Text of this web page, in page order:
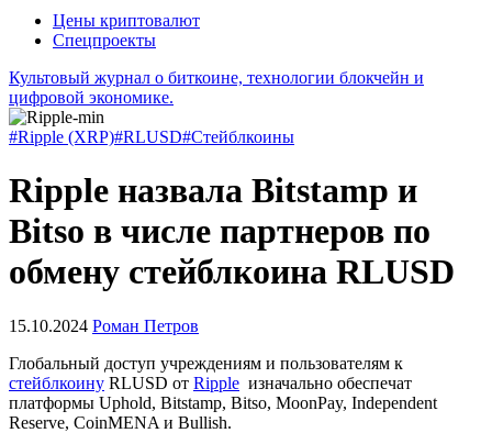
Цены криптовалют
Спецпроекты
Культовый журнал о биткоине, технологии блокчейн и
цифровой экономике.
#Ripple (XRP)#RLUSD#Стейблкоины
Ripple назвала Bitstamp и
Bitso в числе партнеров по
обмену стейблкоина RLUSD
15.10.2024 Роман Петров
Глобальный доступ учреждениям и пользователям к
стейблкоину RLUSD от Ripple изначально обеспечат
платформы Uphold, Bitstamp, Bitso, MoonPay, Independent
Reserve, CoinMENA и Bullish.